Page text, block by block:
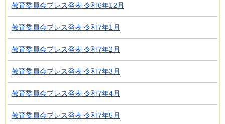
教育委員会プレス発表 令和6年12月
教育委員会プレス発表 令和7年1月
教育委員会プレス発表 令和7年2月
教育委員会プレス発表 令和7年3月
教育委員会プレス発表 令和7年4月
教育委員会プレス発表 令和7年5月